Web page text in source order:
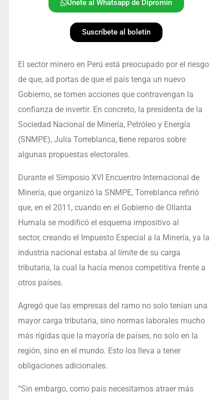
Únete al Whatsapp de Dipromin
Suscríbete al boletín
El sector minero en Perú está preocupado por el riesgo
de que, ad portas de que el país tenga un nuevo
Gobierno, se tomen acciones que contravengan la
confianza de invertir. En concreto, la presidenta de la
Sociedad Nacional de Minería, Petróleo y Energía
(SNMPE), Julia Torreblanca, tiene reparos sobre
algunas propuestas electorales.
Durante el Simposio XVI Encuentro Internacional de
Minería, que organizó la SNMPE, Torreblanca refirió
que, en el 2011, cuando en el Gobierno de Ollanta
Humala se modificó el esquema impositivo al
sector, creando el Impuesto Especial a la Minería, ya la
industria nacional estaba al límite de su carga
tributaria, la cual la hacía menos competitiva frente a
otros países.
Agregó que las empresas del ramo no solo tenían una
mayor carga tributaria, sino normas laborales mucho
más rígidas que la mayoría de países, no solo en la
región, sino en el mundo. Esto los lleva a tener
obligaciones adicionales.
“Sin embargo, como país necesitamos atraer más